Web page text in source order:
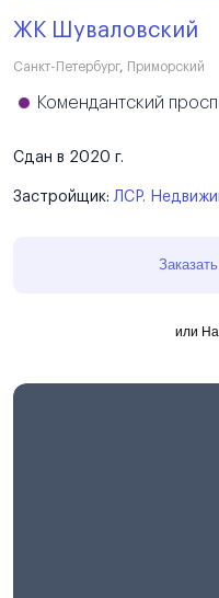
ЖК Шуваловский
Санкт-Петербург, Приморский
Комендантский
Сдан в 2020 г.
Застройщик: ЛСР.
или